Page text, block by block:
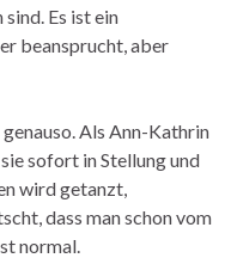
Es ist ein
beansprucht, aber
Als Ann-Kathrin
sofort in Stellung und
wird getanzt,
dass man schon vom
normal.